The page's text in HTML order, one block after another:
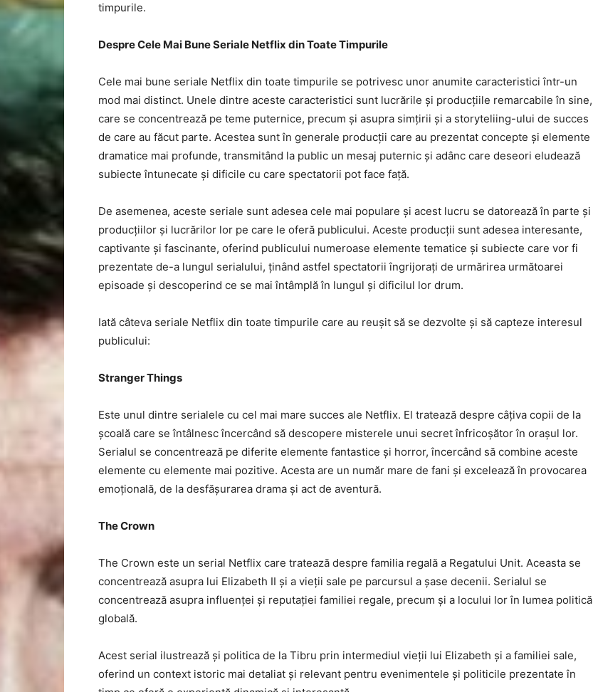
timpurile.
Despre Cele Mai Bune Seriale Netflix din Toate Timpurile
Cele mai bune seriale Netflix din toate timpurile se potrivesc unor anumite caracteristici într-un
mod mai distinct. Unele dintre aceste caracteristici sunt lucrările și producțiile remarcabile în sine,
care se concentrează pe teme puternice, precum și asupra simțirii și a storyteliing-ului de succes
de care au făcut parte. Acestea sunt în generale producții care au prezentat concepte și elemente
dramatice mai profunde, transmitând la public un mesaj puternic și adânc care deseori eludează
subiecte întunecate și dificile cu care spectatorii pot face față.
De asemenea, aceste seriale sunt adesea cele mai populare și acest lucru se datorează în parte și
producțiilor și lucrărilor lor pe care le oferă publicului. Aceste producții sunt adesea interesante,
captivante și fascinante, oferind publicului numeroase elemente tematice și subiecte care vor fi
prezentate de-a lungul serialului, ținând astfel spectatorii îngrijorați de urmărirea următoarei
episoade și descoperind ce se mai întâmplă în lungul și dificilul lor drum.
Iată câteva seriale Netflix din toate timpurile care au reușit să se dezvolte și să capteze interesul
publicului:
Stranger Things
Este unul dintre serialele cu cel mai mare succes ale Netflix. El tratează despre câțiva copii de la
școală care se întâlnesc încercând să descopere misterele unui secret înfricoșător în orașul lor.
Serialul se concentrează pe diferite elemente fantastice și horror, încercând să combine aceste
elemente cu elemente mai pozitive. Acesta are un număr mare de fani și excelează în provocarea
emoțională, de la desfășurarea drama și act de aventură.
The Crown
The Crown este un serial Netflix care tratează despre familia regală a Regatului Unit. Aceasta se
concentrează asupra lui Elizabeth II și a vieții sale pe parcursul a șase decenii. Serialul se
concentrează asupra influenței și reputației familiei regale, precum și a locului lor în lumea politică
globală.
Acest serial ilustrează și politica de la Tibru prin intermediul vieții lui Elizabeth și a familiei sale,
oferind un context istoric mai detaliat și relevant pentru evenimentele și politicile prezentate în